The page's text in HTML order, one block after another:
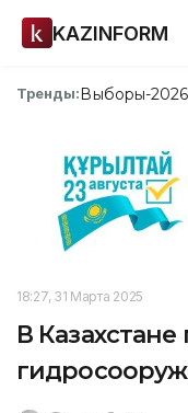
KAZINFORM
Тренды:Выборы-2026
18:27, 31 Марта 2025
В